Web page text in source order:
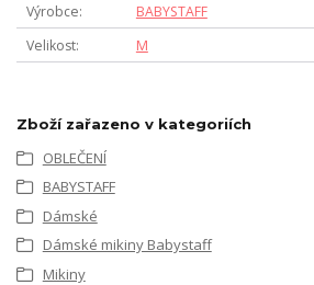
Výrobce
BABYSTAFF
Velikost
M
Zboží zařazeno v kategoriích
OBLEČENÍ
BABYSTAFF
Dámské
Dámské mikiny Babystaff
Mikiny